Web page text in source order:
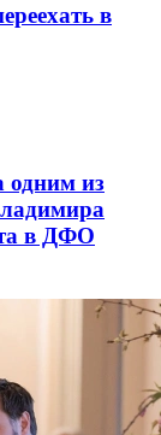
в
одним из
в ДФО